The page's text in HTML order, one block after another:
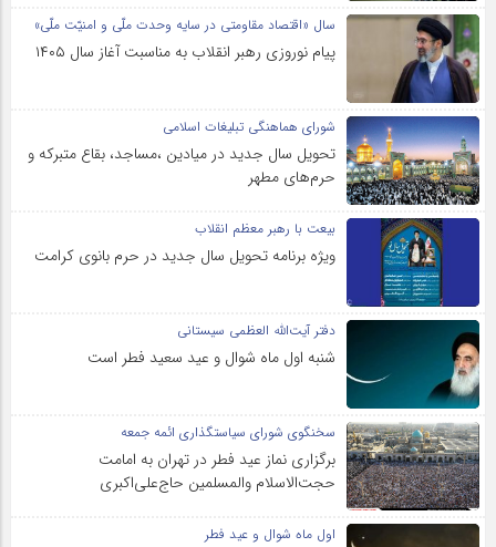
سال «اقتصاد مقاومتی در سایه وحدت ملّی و امنیّت ملّی»
پیام نوروزی رهبر انقلاب به مناسبت آغاز سال ۱۴۰۵
شورای هماهنگی تبلیغات اسلامی
تحویل سال‌ جدید در میادین ،مساجد، بقاع متبرکه‌ و
حرم‌های‌ مطهر
بیعت با رهبر معظم انقلاب
ویژه برنامه تحویل سال جدید در حرم بانوی کرامت
دفتر آیت‌الله العظمی سیستانی
شنبه اول ماه شوال و عید سعید فطر است
سخنگوی شورای سیاستگذاری ائمه جمعه
برگزاری نماز عید فطر در تهران به امامت
حجت‌الاسلام والمسلمین حاج‌علی‌اکبری
اول ماه شوال و عید فطر